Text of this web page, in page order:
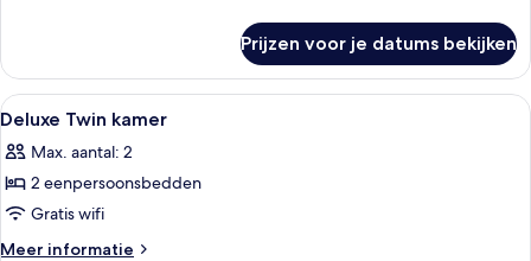
tweepersoonskamer
Prijzen voor je datums bekijken
Alle
foto's
voor
Deluxe
Twin
kamer
Hotelkamer met twee bedden, een
6
Deluxe Twin kamer
Max. aantal: 2
2 eenpersoonsbedden
Gratis wifi
Meer informatie
Meer